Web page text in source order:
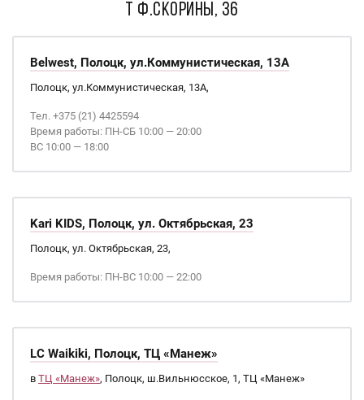
т Ф.Скорины, 36
Belwest, Полоцк, ул.Коммунистическая, 13А
Полоцк, ул.Коммунистическая, 13А,
Тел. +375 (21) 4425594
Время работы: ПН-СБ 10:00 — 20:00
ВС 10:00 — 18:00
Kari KIDS, Полоцк, ул. Октябрьская, 23
Полоцк, ул. Октябрьская, 23,
Время работы: ПН-ВС 10:00 — 22:00
LC Waikiki, Полоцк, ТЦ «Манеж»
в ТЦ «Манеж», Полоцк, ш.Вильнюсское, 1, ТЦ «Манеж»